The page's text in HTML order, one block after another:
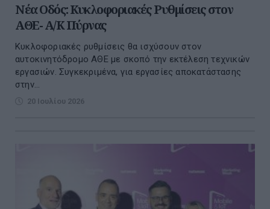
Νέα Οδός: Κυκλοφοριακές Ρυθμίσεις στον
ΑΘΕ- Α/Κ Πύρνας
Κυκλοφοριακές ρυθμίσεις θα ισχύσουν στον
αυτοκινητόδρομο ΑΘΕ με σκοπό την εκτέλεση τεχνικών
εργασιών. Συγκεκριμένα, για εργασίες αποκατάστασης
στην...
20 Ιουλίου 2026